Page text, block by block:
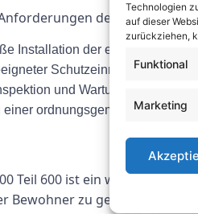
Technologien
auf dieser
zurückziehen,
Funktional
Marketing
der VDE-
Installation der elektrischen
Schutzeinrichtungen,
und Wartung elektrischer
ordnungsgemäßen Erdung
Teil 600 ist ein wichtiges
Bewohner zu gewährleisten